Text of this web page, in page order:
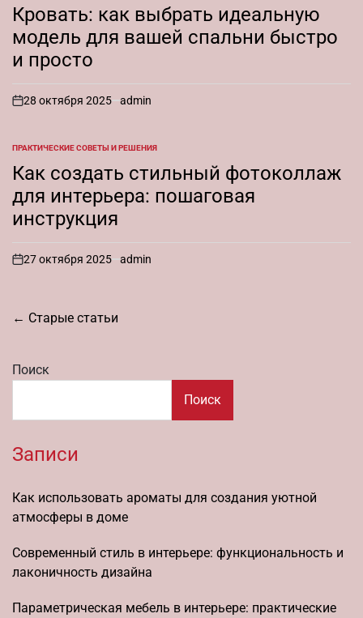
ВКровать: как выбрать идеальную
модель для вашей спальни быстро
и просто
on
28 октября 2025 admin
ОПУБЛИКОВАНО
В
ПРАКТИЧЕСКИЕ СОВЕТЫ И РЕШЕНИЯ
Как создать стильный фотоколлаж
для интерьера: пошаговая
инструкция
on
27 октября 2025 admin
Навигация
записям
← Старые статьи
Поиск
Поиск
Записи
Как использовать ароматы для создания уютной
атмосферы в доме
Современный стиль в интерьере: функциональность и
лаконичность дизайна
Параметрическая мебель в интерьере: практические